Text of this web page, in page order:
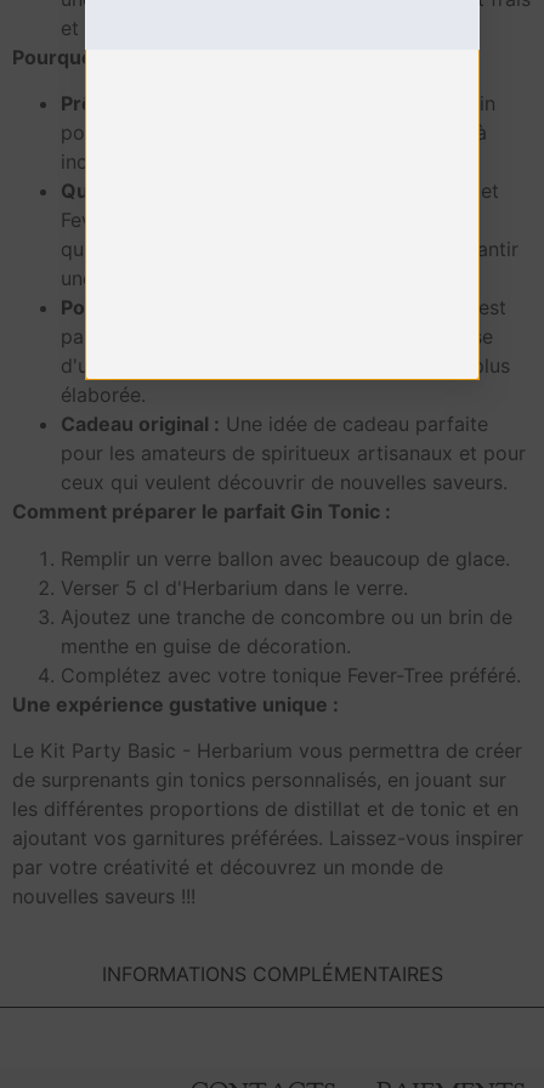
INFORMATIONS COMPLÉMENTAIRES
et citronné.
Pourquoi choisir le Kit Party Basic - Herbarium :
Prêt à l'emploi :
Tout ce dont vous avez besoin
pour préparer de délicieux Gin Tonics est déjà
inclus dans le kit.
Qualité supérieure :
Les toniques Herbarium et
Fever-Tree sont des produits de la plus haute
qualité, soigneusement sélectionnés pour garantir
une expérience gustative unique.
Polyvalence :
Le Basic Party Kit - Herbarium est
parfait pour toutes les occasions, qu'il s'agisse
d'un simple apéritif entre amis ou d'une fête plus
élaborée.
Cadeau original : Une idée de cadeau parfaite
pour les amateurs de spiritueux artisanaux et pour
ceux qui veulent découvrir de nouvelles saveurs.
Comment préparer le parfait Gin Tonic :
Remplir un verre ballon avec beaucoup de glace.
Verser 5 cl d'Herbarium dans le verre.
Ajoutez une tranche de concombre ou un brin de
menthe en guise de décoration.
Complétez avec votre tonique Fever-Tree préféré.
Une expérience gustative unique :
Le Kit Party Basic - Herbarium vous permettra de créer
de surprenants gin tonics personnalisés, en jouant sur
les différentes proportions de distillat et de tonic et en
ajoutant vos garnitures préférées. Laissez-vous inspirer
par votre créativité et découvrez un monde de
nouvelles saveurs !!!